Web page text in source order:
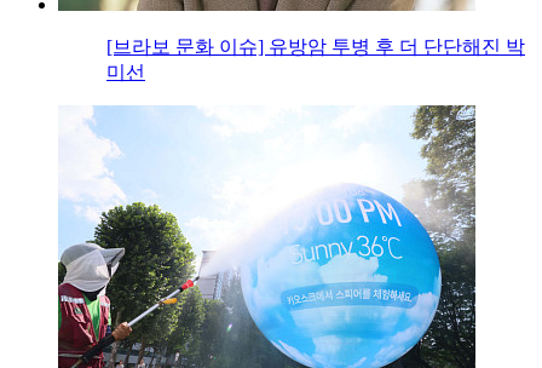
[브라보 문화 이슈] 유방암 투병 후 더 단단해진 박
미선